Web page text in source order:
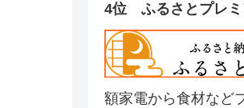
4位 ふるさとプレミ
額家電から食材など